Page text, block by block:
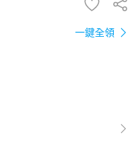
一鍵全領